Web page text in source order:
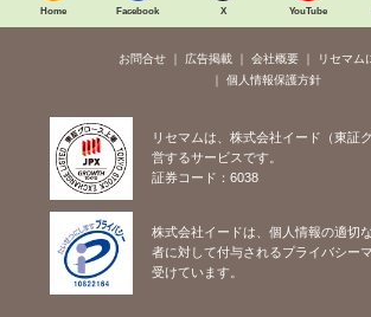
Home Facebook X YouTube
お問合せ 広告掲載 会社概要
リセマム
個人情報保護方針
リセマムは、株式会社イード（東証
営するサービスです。
証券コード：6038
株式会社イードは、個人情報の適切
者に対して付与されるプライバシー
受けています。